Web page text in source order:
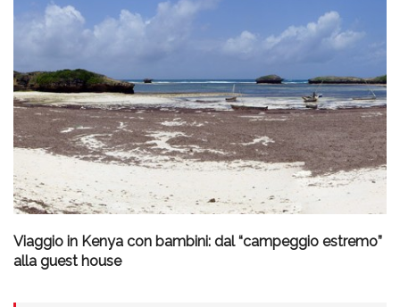
Viaggio in Kenya con bambini: dal “campeggio estremo”
alla guest house